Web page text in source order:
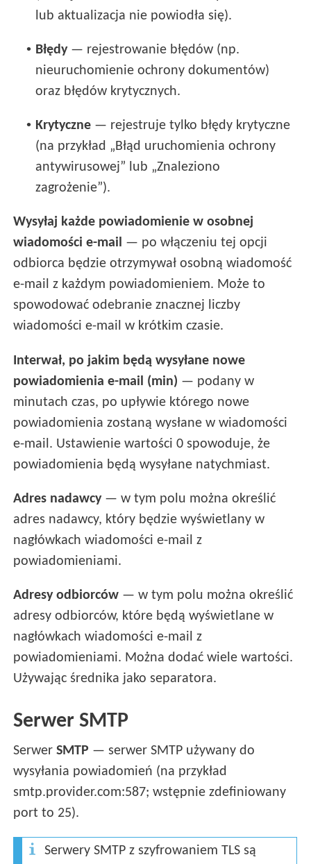
lub aktualizacja nie powiodła się).
• Błędy— rejestrowanie błędów (np.
nieuruchomienie ochrony dokumentów)
oraz błędów krytycznych.
• Krytyczne — rejestruje tylko błędy krytyczne
(na przykład „Błąd uruchomienia ochrony
antywirusowej” lub „Znaleziono
zagrożenie”).
Wysyłaj każde powiadomienie w osobnej
wiadomości e-mail — po włączeniu tej opcji
odbiorca będzie otrzymywał osobną wiadomość
e-mail z każdym powiadomieniem. Może to
spowodować odebranie znacznej liczby
wiadomości e-mail w krótkim czasie.
Interwał, po jakim będą wysyłane nowe
powiadomienia e-mail (min) — podany w
minutach czas, po upływie którego nowe
powiadomienia zostaną wysłane w wiadomości
e-mail. Ustawienie wartości 0 spowoduje, że
powiadomienia będą wysyłane natychmiast.
Adres nadawcy— w tym polu można określić
adres nadawcy, który będzie wyświetlany w
nagłówkach wiadomości e-mail z
powiadomieniami.
Adresy odbiorców — w tym polu można określić
adresy odbiorców, które będą wyświetlane w
nagłówkach wiadomości e-mail z
powiadomieniami. Można dodać wiele wartości.
Używając średnika jako separatora.
Serwer SMTP
SerwerSMTP — serwer SMTP używany do
wysyłania powiadomień (na przykład
smtp.provider.com:587; wstępnie zdefiniowany
port to 25).
Serwery SMTP z szyfrowaniem TLS są